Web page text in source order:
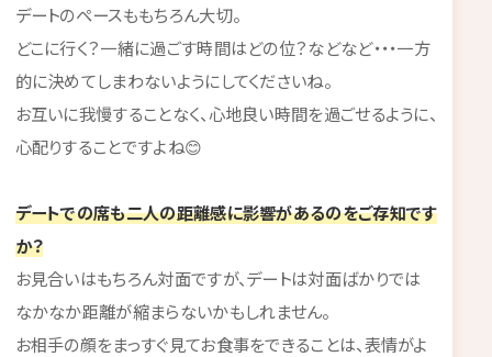
デートのペースももちろん大切。
どこに行く？一緒に過ごす時間はどの位？などなど・・・一方
的に決めてしまわないようにしてくださいね。
お互いに我慢することなく、心地良い時間を過ごせるように、
心配りすることですよね😊
デートでの席も二人の距離感に影響があるのをご存知です
か？
お見合いはもちろん対面ですが、デートは対面ばかりでは
なかなか距離が縮まらないかもしれません。
お相手の顔をまっすぐ見てお食事をできることは、表情がよ